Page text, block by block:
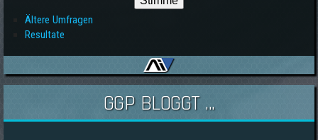
Ältere Umfragen
Resultate
GGP BLOGGT ...